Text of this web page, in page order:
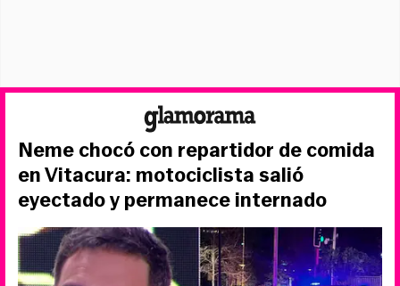
Neme chocó con repartidor de comida
en Vitacura: motociclista salió
eyectado y permanece internado